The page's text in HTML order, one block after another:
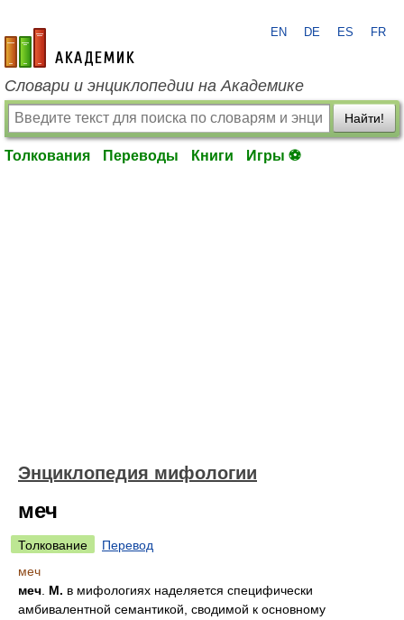
academic.ru
EN DE ES FR
Словари и энциклопедии на Академике
Найти!
Толкования Переводы Книги Игры ⚽
Энциклопедия мифологии
меч
Толкование
Перевод
меч
меч М. в мифологиях наделяется специфически
амбивалентной семантикой, сводимой к основному